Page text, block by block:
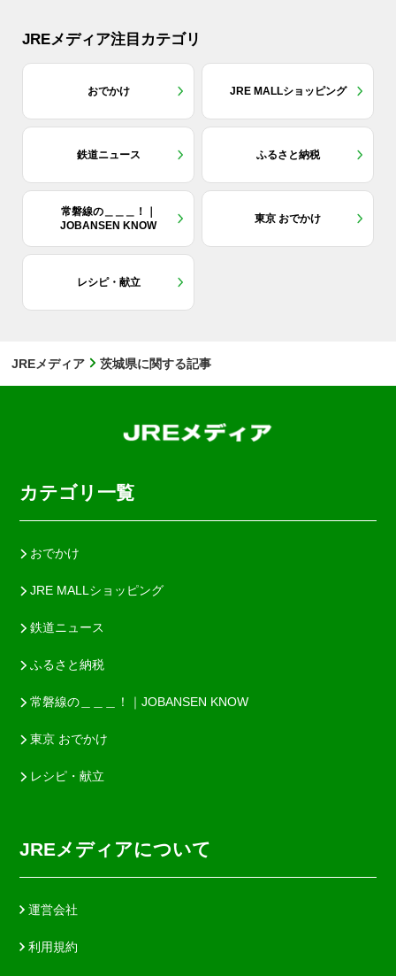
JREメディア注目カテゴリ
おでかけ JRE MALLショッピング
鉄道ニュース ふるさと納税
常磐線の＿＿＿！｜
JOBANSEN KNOW
東京 おでかけ
レシピ・献立
JREメディア 茨城県に関する記事
カテゴリ一覧
おでかけ
JRE MALLショッピング
鉄道ニュース
ふるさと納税
常磐線の＿＿＿！｜JOBANSEN KNOW
東京 おでかけ
レシピ・献立
JREメディアについて
運営会社
利用規約